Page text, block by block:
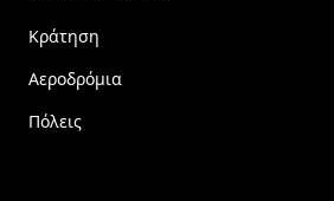
Κράτηση
Αεροδρόμια
Πόλεις